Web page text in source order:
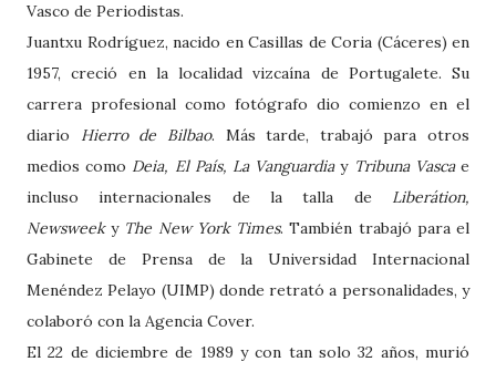
Vasco de Periodistas.
Juantxu Rodríguez, nacido en Casillas de Coria (Cáceres) en
1957, creció en la localidad vizcaína de Portugalete. Su
carrera profesional como fotógrafo dio comienzo en el
diario Hierro de Bilbao. Más tarde, trabajó para otros
medios como Deia, El País, La Vanguardiay Tribuna Vascae
incluso internacionales de la talla de Liberátion,
Newsweeky The New York Times. También trabajó para el
Gabinete de Prensa de la Universidad Internacional
Menéndez Pelayo (UIMP) donde retrató a personalidades, y
colaboró con la Agencia Cover.
El 22 de diciembre de 1989 y con tan solo 32 años, murió